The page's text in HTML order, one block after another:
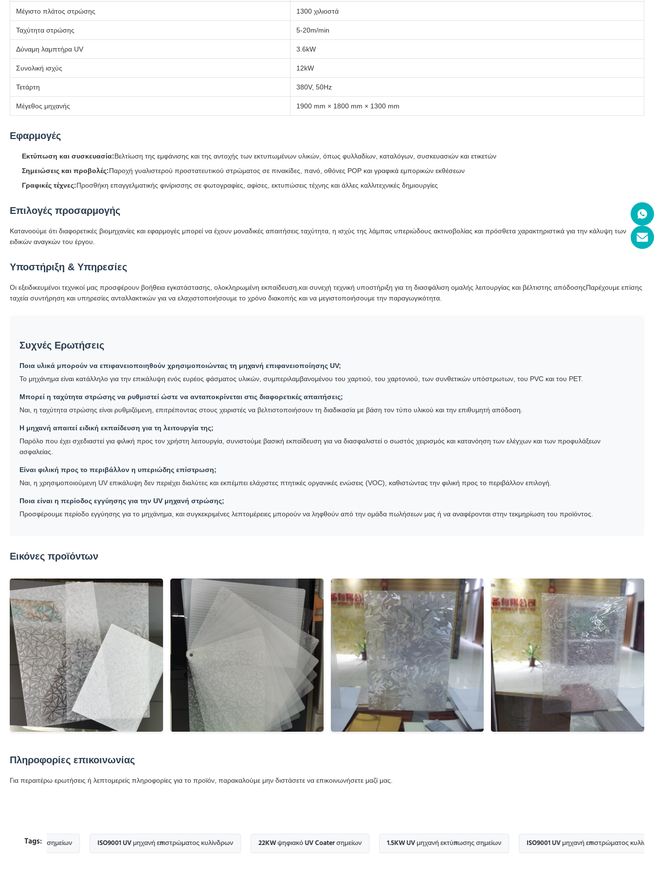
Μέγιστο πλάτος στρώσης 1300 χιλιοστά
Ταχύτητα στρώσης 5-20m/min
Δύναμη λαμπτήρα UV 3.6kW
Συνολική ισχύς 12kW
Τετάρτη 380V, 50Hz
Μέγεθος μηχανής 1900 mm × 1800 mm × 1300 mm
Εφαρμογές
Εκτύπωση και συσκευασία:Βελτίωση της εμφάνισης και της αντοχής των εκτυπωμένων υλικών, όπως φυλλαδίων, καταλόγων, συσκευασιών και ετικετών
Σημειώσεις και προβολές:Παροχή γυαλιστερού προστατευτικού στρώματος σε πινακίδες, πανό, οθόνες POP και γραφικά εμπορικών εκθέσεων
Γραφικές τέχνες:Προσθήκη επαγγελματικής φινίρισσης σε φωτογραφίες, αφίσες, εκτυπώσεις τέχνης και άλλες καλλιτεχνικές δημιουργίες
Επιλογές προσαρμογής
Κατανοούμε ότι διαφορετικές βιομηχανίες και εφαρμογές μπορεί να έχουν μοναδικές απαιτήσεις.ταχύτητα, η ισχύς της λάμπας υπεριώδους ακτινοβολίας και πρόσθετα χαρακτηριστικά για την κάλυψη των
ειδικών αναγκών του έργου.
Υποστήριξη & Υπηρεσίες
Οι εξειδικευμένοι τεχνικοί μας προσφέρουν βοήθεια εγκατάστασης, ολοκληρωμένη εκπαίδευση,και συνεχή τεχνική υποστήριξη για τη διασφάλιση ομαλής λειτουργίας και βέλτιστης απόδοσηςΠαρέχουμε επίσης
ταχεία συντήρηση και υπηρεσίες ανταλλακτικών για να ελαχιστοποιήσουμε το χρόνο διακοπής και να μεγιστοποιήσουμε την παραγωγικότητα.
Συχνές Ερωτήσεις
Ποια υλικά μπορούν να επιφανειοποιηθούν χρησιμοποιώντας τη μηχανή επιφανειοποίησης UV;
Το μηχάνημα είναι κατάλληλο για την επικάλυψη ενός ευρέος φάσματος υλικών, συμπεριλαμβανομένου του χαρτιού, του χαρτονιού, των συνθετικών υπόστρωτων, του PVC και του PET.
Μπορεί η ταχύτητα στρώσης να ρυθμιστεί ώστε να ανταποκρίνεται στις διαφορετικές απαιτήσεις;
Ναι, η ταχύτητα στρώσης είναι ρυθμιζόμενη, επιτρέποντας στους χειριστές να βελτιστοποιήσουν τη διαδικασία με βάση τον τύπο υλικού και την επιθυμητή απόδοση.
Η μηχανή απαιτεί ειδική εκπαίδευση για τη λειτουργία της;
Παρόλο που έχει σχεδιαστεί για φιλική προς τον χρήστη λειτουργία, συνιστούμε βασική εκπαίδευση για να διασφαλιστεί ο σωστός χειρισμός και κατανόηση των ελέγχων και των προφυλάξεων
ασφαλείας.
Είναι φιλική προς το περιβάλλον η υπεριώδης επίστρωση;
Ναι, η χρησιμοποιούμενη UV επικάλυψη δεν περιέχει διαλύτες και εκπέμπει ελάχιστες πτητικές οργανικές ενώσεις (VOC), καθιστώντας την φιλική προς το περιβάλλον επιλογή.
Ποια είναι η περίοδος εγγύησης για την UV μηχανή στρώσης;
Προσφέρουμε περίοδο εγγύησης για το μηχάνημα, και συγκεκριμένες λεπτομέρειες μπορούν να ληφθούν από την ομάδα πωλήσεων μας ή να αναφέρονται στην τεκμηρίωση του προϊόντος.
Εικόνες προϊόντων
Πληροφορίες επικοινωνίας
Για περαιτέρω ερωτήσεις ή λεπτομερείς πληροφορίες για το προϊόν, παρακαλούμε μην διστάσετε να επικοινωνήσετε μαζί μας.
Tags:
σημείων ISO9001 UV μηχανή επιστρώματος κυλίνδρων 22KW ψηφιακό UV Coater σημείων 1.5KW UV μηχανή εκτύπωσης σημείων ISO9001 UV μηχανή επιστρώματος κυλίνδρων